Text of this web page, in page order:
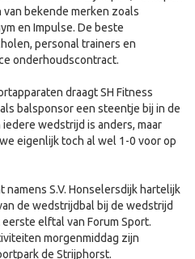
bekende merken zoals
en Impulse. De beste
personal trainers en
onderhoudscontract.
draagt SH Fitness
balsponsor een steentje bij in de
wedstrijd is anders, maar
eigenlijk toch al wel 1-0 voor op
namens S.V. Honselersdijk hartelijk
de wedstrijdbal bij de wedstrijd
elftal van Forum Sport.
morgenmiddag zijn
de Strijphorst.